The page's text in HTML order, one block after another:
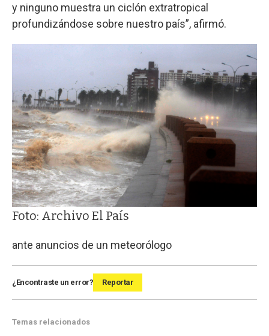
y ninguno muestra un ciclón extratropical
profundizándose sobre nuestro país”, afirmó.
Foto: Archivo El País
ante anuncios de un meteorólogo
¿Encontraste un error? Reportar
Temas relacionados